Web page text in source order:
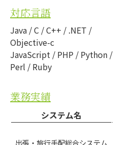
対応言語
Java / C / C++ / .NET /
Objective-c
JavaScript / PHP / Python /
Perl / Ruby
業務実績
システム名
出張・旅行手配総合システム